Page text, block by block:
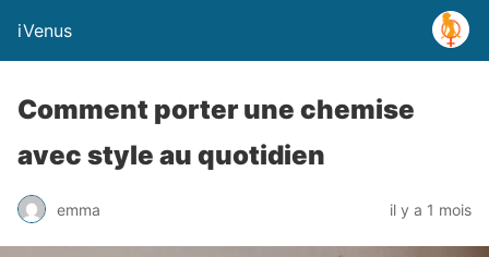
iVenus
Comment porter une chemise
avec style au quotidien
emma il y a 1 mois